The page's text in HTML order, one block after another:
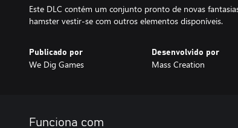
Este DLC contém um conjunto pronto de novas
hamster vestir-se com outros elementos disponíveis.
Publicado por
We Dig Games
Desenvolvido por
Mass Creation
Funciona com